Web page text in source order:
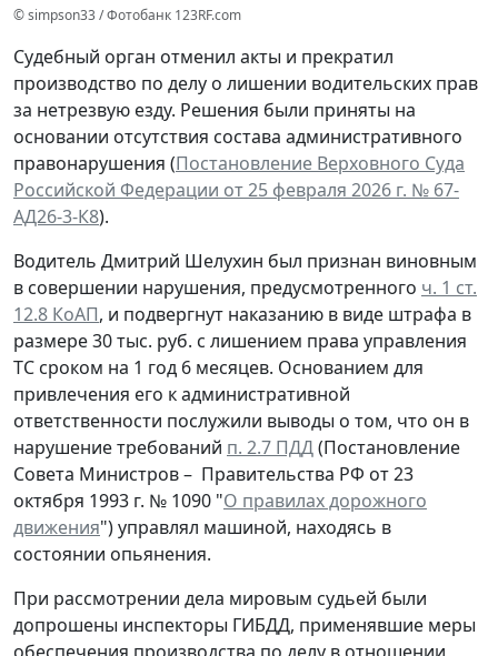
© simpson33 / Фотобанк 123RF.com
Судебный орган отменил акты и прекратил
производство по делу о лишении водительских прав
за нетрезвую езду. Решения были приняты на
основании отсутствия состава административного
правонарушения (Постановление Верховного Суда
Российской Федерации от 25 февраля 2026 г. № 67-
АД26-3-К8).
Водитель Дмитрий Шелухин был признан виновным
в совершении нарушения, предусмотренного ч. 1 ст.
12.8 КоАП, и подвергнут наказанию в виде штрафа в
размере 30 тыс. руб. с лишением права управления
ТС сроком на 1 год 6 месяцев. Основанием для
привлечения его к административной
ответственности послужили выводы о том, что он в
нарушение требований п. 2.7 ПДД(Постановление
Совета Министров – Правительства РФ от 23
октября 1993 г. № 1090 "О правилах дорожного
движения") управлял машиной, находясь в
состоянии опьянения.
При рассмотрении дела мировым судьей были
допрошены инспекторы ГИБДД, применявшие меры